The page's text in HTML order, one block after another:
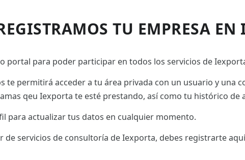
TU EMPRESA EN
portal para poder participar en todos los servicios de
te permitirá acceder a tu área privada con un usuario y una
qeu Iexporta te esté prestando, así como tu histórico de
para actualizar tus datos en cualquier momento.
de servicios de consultoría de Iexporta, debes registrarte aquí